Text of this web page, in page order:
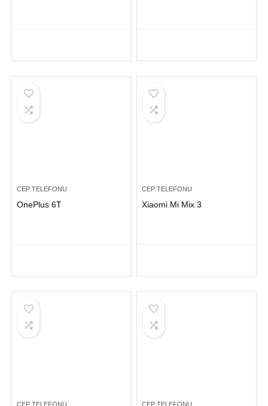
CEP TELEFONU
OnePlus 6T
CEP TELEFONU
Xiaomi Mi Mix 3
CEP TELEFONU CEP TELEFONU